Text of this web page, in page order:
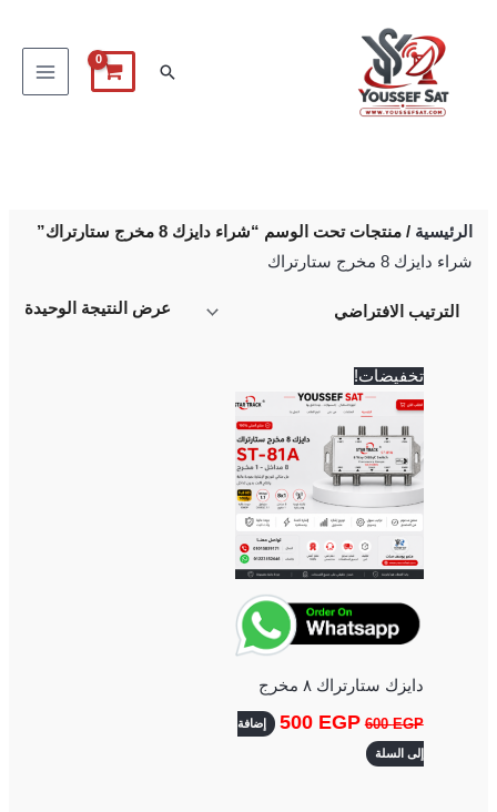
البحث
الرئيسية / منتجات تحت الوسم “شراء دايزك 8 مخرج ستارتراك”
شراء دايزك 8 مخرج ستارتراك
عرض النتيجة الوحيدة
تخفيضات!
دايزك ستارتراك ٨ مخرج
600EGP
السعر
الأصلي
هو:
600 EGP.
500 EGP
هو:
500 EGP.
إضافة
إلى السلة